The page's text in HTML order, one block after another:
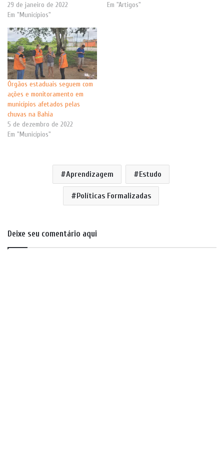
29 de janeiro de 2022
Em "Municípios"
Em "Artigos"
Órgãos estaduais seguem com
ações e monitoramento em
municípios afetados pelas
chuvas na Bahia
5 de dezembro de 2022
Em "Municípios"
Aprendizagem Estudo
Políticas Formalizadas
Deixe seu comentário aqui